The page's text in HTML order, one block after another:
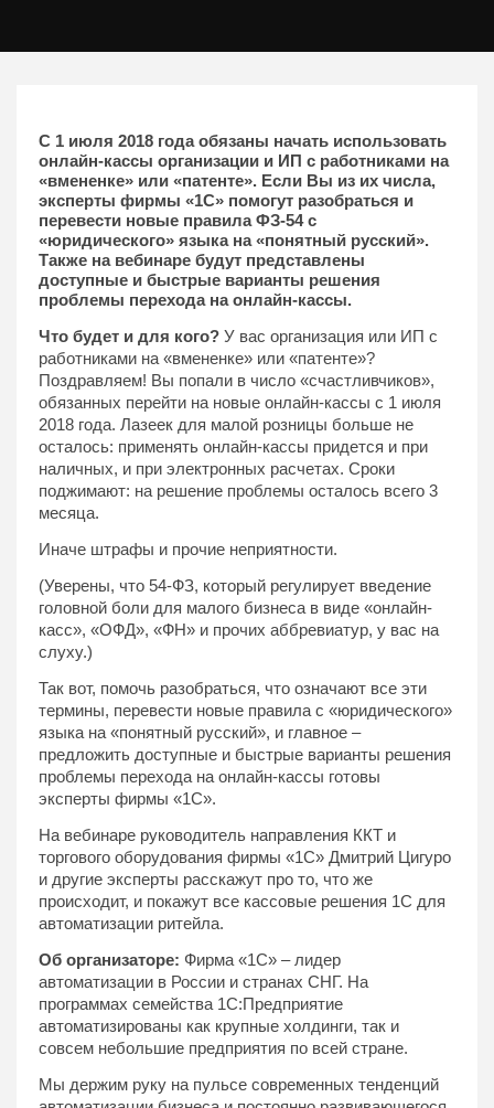
С 1 июля 2018 года обязаны начать использовать
онлайн-кассы организации и ИП с работниками на
«вмененке» или «патенте». Если Вы из их числа,
эксперты фирмы «1С» помогут разобраться и
перевести новые правила ФЗ-54 с
«юридического» языка на «понятный русский».
Также на вебинаре будут представлены
доступные и быстрые варианты решения
проблемы перехода на онлайн-кассы.
Что будет и для кого? У вас организация или ИП с
работниками на «вмененке» или «патенте»?
Поздравляем! Вы попали в число «счастливчиков»,
обязанных перейти на новые онлайн-кассы с 1 июля
2018 года. Лазеек для малой розницы больше не
осталось: применять онлайн-кассы придется и при
наличных, и при электронных расчетах. Сроки
поджимают: на решение проблемы осталось всего 3
месяца.
Иначе штрафы и прочие неприятности.
(Уверены, что 54-ФЗ, который регулирует введение
головной боли для малого бизнеса в виде «онлайн-
касс», «ОФД», «ФН» и прочих аббревиатур, у вас на
слуху.)
Так вот, помочь разобраться, что означают все эти
термины, перевести новые правила с «юридического»
языка на «понятный русский», и главное –
предложить доступные и быстрые варианты решения
проблемы перехода на онлайн-кассы готовы
эксперты фирмы «1С».
На вебинаре руководитель направления ККТ и
торгового оборудования фирмы «1С» Дмитрий Цигуро
и другие эксперты расскажут про то, что же
происходит, и покажут все кассовые решения 1С для
автоматизации ритейла.
Об организаторе: Фирма «1С» – лидер
автоматизации в России и странах СНГ. На
программах семейства 1С:Предприятие
автоматизированы как крупные холдинги, так и
совсем небольшие предприятия по всей стране.
Мы держим руку на пульсе современных тенденций